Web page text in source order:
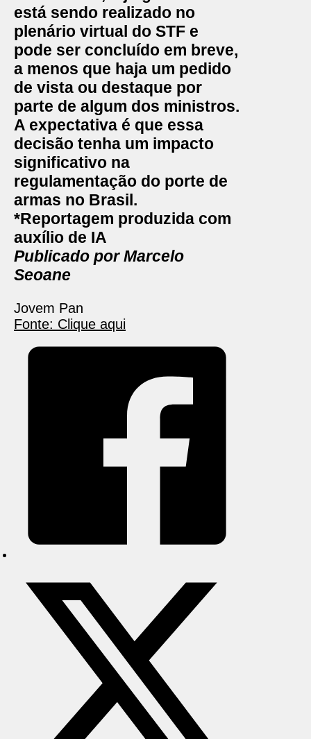
está sendo realizado no
plenário virtual do STF e
pode ser concluído em breve,
a menos que haja um pedido
de vista ou destaque por
parte de algum dos ministros.
A expectativa é que essa
decisão tenha um impacto
significativo na
regulamentação do porte de
armas no Brasil.
*Reportagem produzida com
auxílio de IA
Publicado por Marcelo
Seoane
Jovem Pan
Fonte: Clique aqui